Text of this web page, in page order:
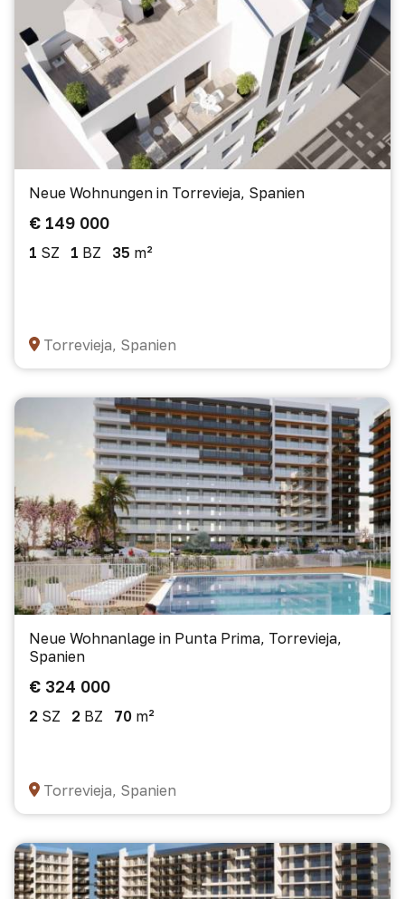
Neue Wohnungen in Torrevieja, Spanien
€ 149 000
1 SZ 1 BZ 35 m²
Torrevieja, Spanien
Neue Wohnanlage in Punta Prima, Torrevieja,
Spanien
€ 324 000
2 SZ 2 BZ 70 m²
Torrevieja, Spanien